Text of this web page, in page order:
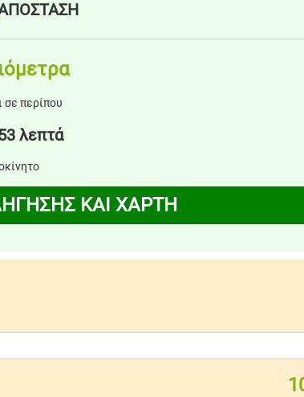
σε περίπου
λεπτά
ΚΑΙ ΧΑΡΤΗ